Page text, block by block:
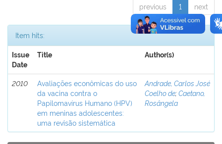
previous 1 next
Item hits:
Issue
Date
Title Author(s)
2010
Avaliações econômicas do uso
da vacina contra o
Papilomavírus Humano (HPV)
em meninas adolescentes:
uma revisão sistemática
Andrade, Carlos José
Coelho de;Caetano,
Rosângela